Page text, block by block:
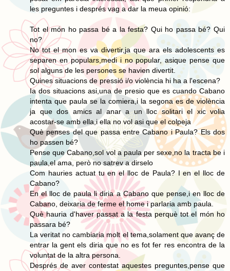
les preguntes i després vag a dar la meua opinió:
Tot el món ho passa bé a la festa? Qui ho passa bé? Qui
no?
No tot el mon es va divertir,ja que ara els adolescents es
separen en populars,medi i no popular, asique pense que
sol alguns de les persones se havien divertit.
Quines situacions de pressió i/o violència hi ha a l'escena?
Ia dos situacions asi,una de presio que es cuando Cabano
intenta que paula se la comiera,i la segona es de violència
ja que dos amics al anar a un lloc solitari el xic volia
acostar-se amb ella,i ella no vol asi que el colpeja
Què penses del que passa entre Cabano i Paula? Els dos
ho passen bé?
Pense que Cabano,sol vol a paula per sexe,no la tracta be i
paula,el ama, però no satrev a dirselo
Com hauries actuat tu en el lloc de Paula? I en el lloc de
Cabano?
En el lloc de paula li diria a Cabano que pense,i en lloc de
Cabano, deixaria de ferme el home i parlaria amb paula.
Què hauria d'haver passat a la festa perquè tot el món ho
passara bé?
La veritat no cambiaria molt el tema,solament que avanç de
entrar la gent els diria que no es fot fer res encontra de la
voluntat de la altra persona.
Després de aver contestat aquestes preguntes,pense que